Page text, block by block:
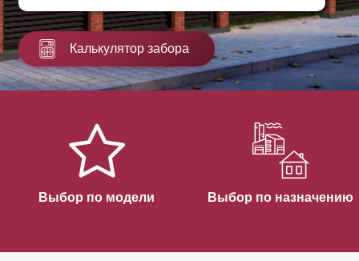
Калькулятор забора
Выбор по модели Выбор по назначению